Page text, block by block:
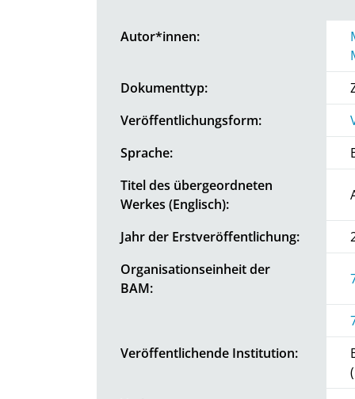
Autor*innen:
Dokumenttyp:
Veröffentlichungsform:
Sprache:
Titel des übergeordneten
Werkes (Englisch):
Jahr der Erstveröffentlichung:
Organisationseinheit der
BAM:
Veröffentlichende Institution: